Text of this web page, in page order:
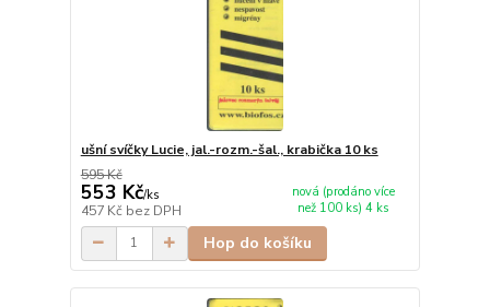
ušní svíčky Lucie, jal.-rozm.-šal., krabička 10 ks
595 Kč
553 Kč/ks
457 Kč bez DPH
nová (prodáno více
než 100 ks) 4 ks
Hop do košíku